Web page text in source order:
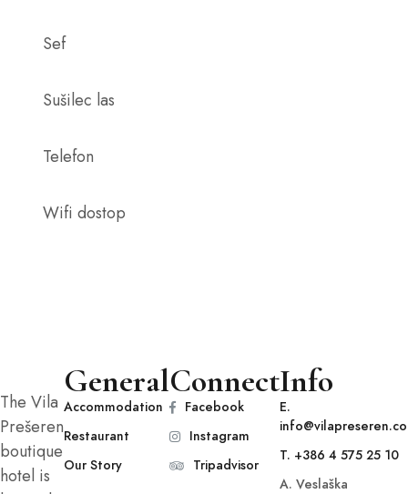
Sef
Sušilec las
Telefon
Wifi dostop
The Vila
Prešeren
boutique
hotel is
General
Accommodation
Restaurant
Our Story
Connect
Facebook
Instagram
Tripadvisor
Info
E.
T. +386 4 575 25 10
A. Veslaška